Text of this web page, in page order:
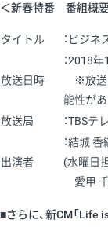
＜新春特番 番組概
タイトル ：ビジ
放送日時
：2018
※放送
能性があ
放送局
：TBSテ
出演者
：結城
(水曜日
愛甲
■さらに、新CM「Life